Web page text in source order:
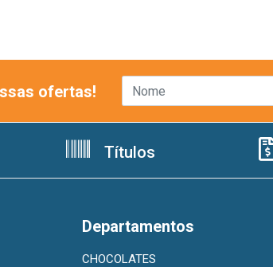
ofertas!
Títulos
Departamentos
CHOCOLATES